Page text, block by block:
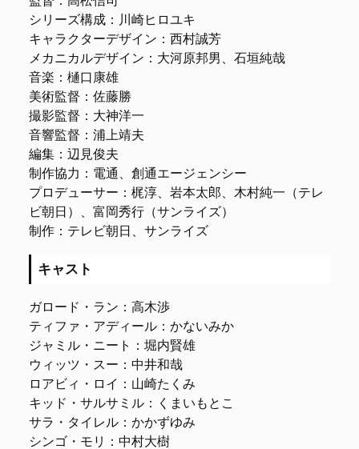
シリーズ構成：川崎ヒロユキ
キャラクターデザイン：西村誠芳
メカニカルデザイン：大河原邦男、石垣純哉
音楽：樋口康雄
美術監督：佐藤勝
撮影監督：大神洋一
音響監督：浦上靖夫
編集：辺見俊夫
制作協力：電通、創通エージェンシー
プロデューサー：梶淳、岩本太郎、木村純一（テレ
ビ朝日）、富岡秀行（サンライズ）
制作：テレビ朝日、サンライズ
キャスト
ガロード・ラン：高木渉
ティファ・アディール：かないみか
ジャミル・ニート：堀内賢雄
ウィッツ・スー：中井和哉
ロアビィ・ロイ：山崎たくみ
キッド・サルサミル：くまいもとこ
サラ・タイレル：かかずゆみ
シンゴ・モリ：中村大樹